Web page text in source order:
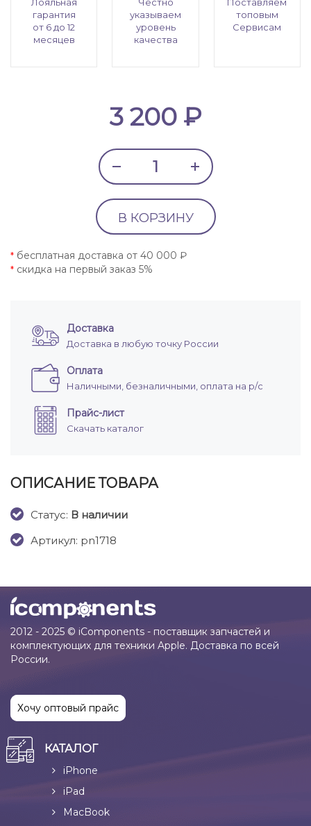
гарантия
от 6 до 12
месяцев
указываем
уровень
качества
топовым
Сервисам
3 200 ₽
В КОРЗИНУ
* бесплатная доставка от 40 000 ₽
* скидка на первый заказ 5%
Доставка
Доставка в любую точку России
Оплата
Наличными, безналичными, оплата на р/с
Прайс-лист
Скачать каталог
ОПИСАНИЕ ТОВАРА
Cтатус: В наличии
Артикул: pn1718
2012 - 2025 © iComponents - поставщик запчастей и
комплектующих для техники Apple. Доставка по всей
России.
Хочу оптовый прайс
КАТАЛОГ
iPhone
iPad
MacBook